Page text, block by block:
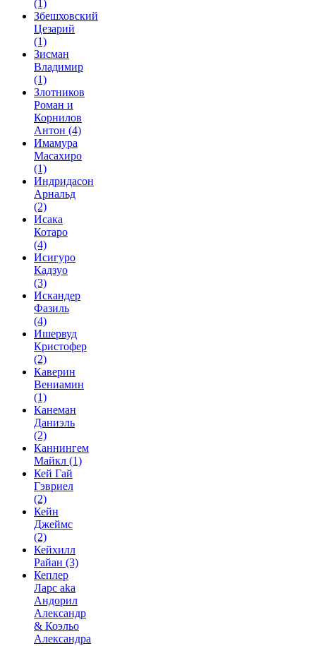
(1)
Збешховский
Цезарий
(1)
Зисман
Владимир
(1)
Злотников
Роман и
Корнилов
Антон (4)
Имамура
Масахиро
(1)
Индридасон
Арнальд
(2)
Исака
Котаро
(4)
Исигуро
Кадзуо
(3)
Искандер
Фазиль
(4)
Ишервуд
Кристофер
(2)
Каверин
Вениамин
(1)
Канеман
Даниэль
(2)
Каннингем
Майкл (1)
Кей Гай
Гэвриел
(2)
Кейн
Джеймс
(2)
Кейхилл
Райан (3)
Кеплер
Ларс aka
Андорил
Александр
& Коэльо
Александра